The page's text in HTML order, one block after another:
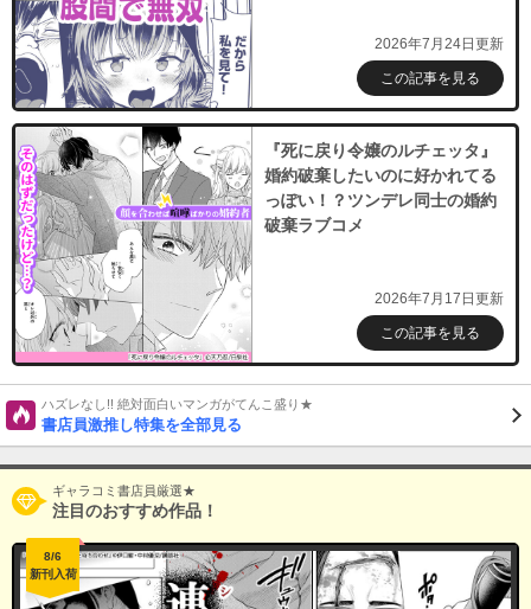
2026年7月24日更新
この記事を見る
『死に戻り令嬢のルチェッタ』
婚約破棄したいのに好かれてる
っぽい！？ツンデレ同士の婚約
破棄ラブコメ
2026年7月17日更新
この記事を見る
ハズレなし!! 絶対面白いマンガがてんこ盛り★
書店員激推し特集を全部見る
ギャラコミ書店員厳選★
注目のおすすめ作品！
8/6
新刊入荷